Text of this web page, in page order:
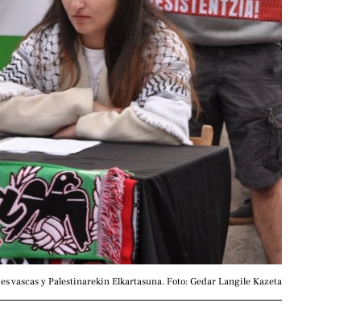
vascas y Palestinarekin Elkartasuna. Foto: Gedar Langile Kazeta